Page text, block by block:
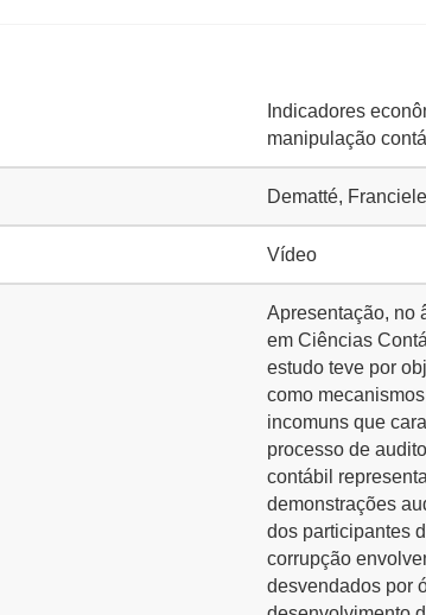
Indicadores
manipulação
Dematté,
Vídeo
Apresentação, no
em Ciências
estudo teve por
como
incomuns que
processo de
contábil
demonstrações
dos participantes
corrupção
desvendados por